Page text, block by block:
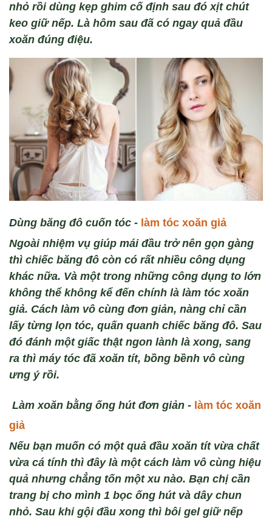
nhỏ rồi dùng kẹp ghim cố định sau đó xịt chút
keo giữ nếp. Là hôm sau đã có ngay quả đầu
xoăn đúng điệu.
Dùng băng đô cuốn tóc - làm tóc xoăn giả
Ngoài nhiệm vụ giúp mái đầu trở nên gọn gàng
thì chiếc băng đô còn có rất nhiều công dụng
khác nữa. Và một trong những công dụng to lớn
không thể không kể đến chính là làm tóc xoăn
giả. Cách làm vô cùng đơn giản, nàng chỉ cần
lấy từng lọn tóc, quấn quanh chiếc băng đô. Sau
đó đánh một giấc thật ngon lành là xong, sang
ra thì máy tóc đã xoăn tít, bồng bềnh vô cùng
ưng ý rồi.
Làm xoăn bằng ống hút đơn giản - làm tóc xoăn
giả
Nếu bạn muốn có một quả đầu xoăn tít vừa chất
vừa cá tính thì đây là một cách làm vô cùng hiệu
quả nhưng chẳng tốn một xu nào. Bạn chị cần
trang bị cho mình 1 bọc ống hút và dây chun
nhỏ. Sau khi gội đầu xong thì bôi gel giữ nếp